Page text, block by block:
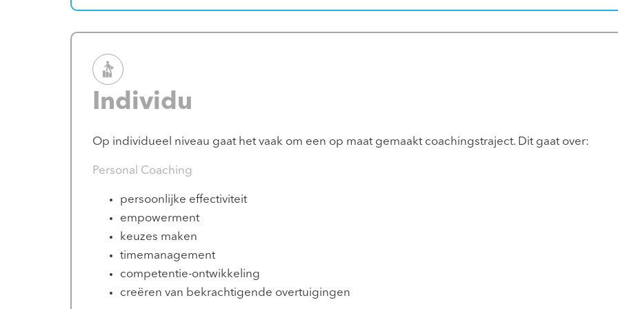
Individu
Op individueel niveau gaat het vaak om een op maat gemaakt coachingstraject. Dit gaat over:
Personal Coaching
persoonlijke effectiviteit
empowerment
keuzes maken
timemanagement
competentie-ontwikkeling
creëren van bekrachtigende overtuigingen